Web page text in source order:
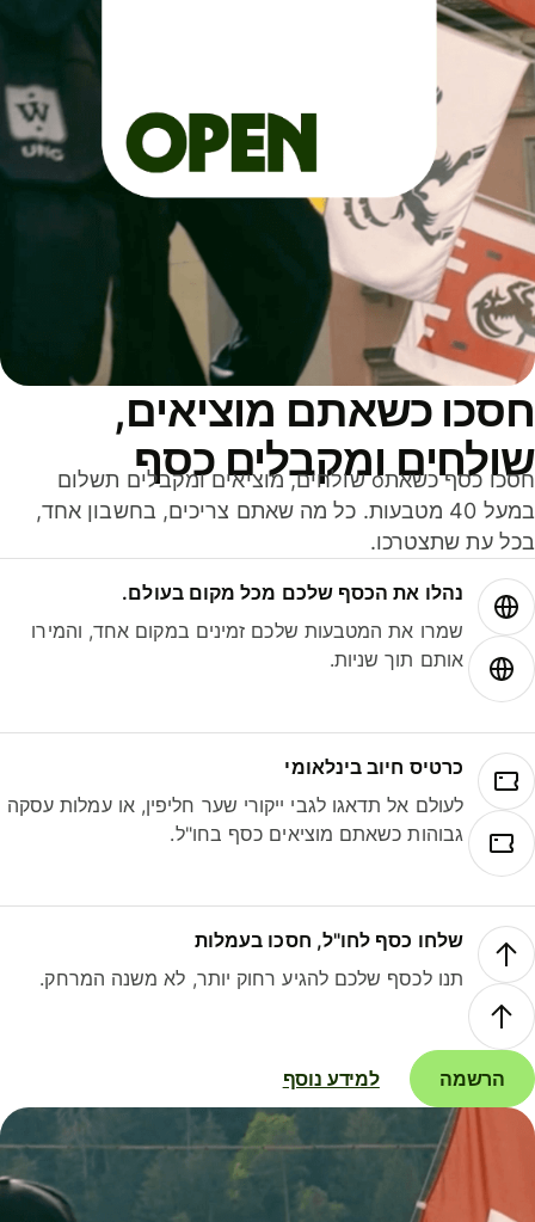
כשאתם מוציאים,
ומקבלים כסף
חסכו כסף כשאתo שולחים, מוציאים ומקבלים תשלום
במעל 40 מטבעות. כל מה שאתם צריכים, בחשבון אחד,
עת שתצטרכו.
נהלו את הכסף שלכם מכל מקום בעולם.
שמרו את המטבעות שלכם זמינים במקום אחד, והמירו
אותם תוך שניות.
כרטיס חיוב בינלאומי
לעולם אל תדאגו לגבי ייקורי שער חליפין, או עמלות עסקה
גבוהות כשאתם מוציאים כסף בחו"ל.
שלחו כסף לחו"ל, חסכו בעמלות
תנו לכסף שלכם להגיע רחוק יותר, לא משנה המרחק.
הרשמה למידע נוסף